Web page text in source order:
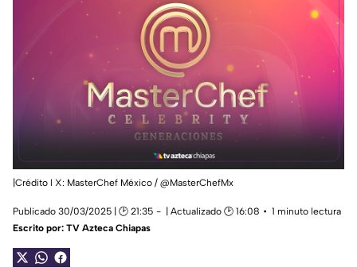
|Crédito l X: MasterChef México / @MasterChefMx
Publicado 30/03/2025 | 🕑 21:35 | Actualizado 🕑 16:08
1 minuto lectura
Escrito por: TV Azteca Chiapas